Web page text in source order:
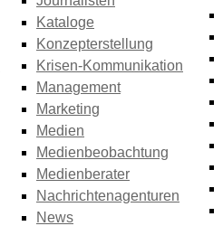
Kataloge
Konzepterstellung
Krisen-Kommunikation
Management
Marketing
Medien
Medienbeobachtung
Medienberater
Nachrichtenagenturen
News